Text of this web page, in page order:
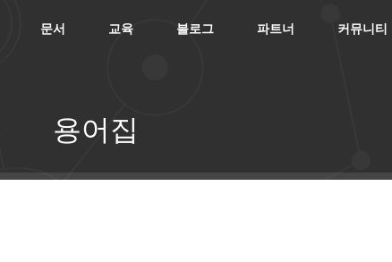
문서 교육 블로그 파트너 커뮤니티
용어집